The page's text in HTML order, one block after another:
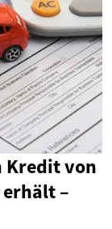
Kredit von
–